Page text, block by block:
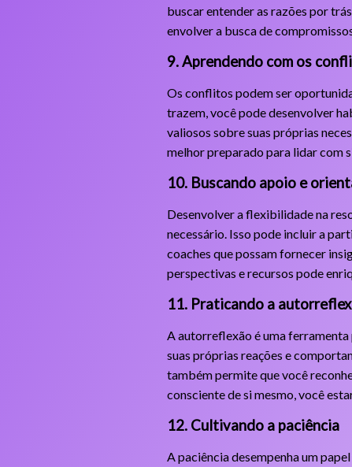
buscar entender as razões por
envolver a busca de
9. Aprendendo com os
Os conflitos podem ser
trazem, você pode desenvolver
valiosos sobre suas próprias
melhor preparado para lidar com
10. Buscando apoio e
Desenvolver a flexibilidade na
necessário. Isso pode incluir a
coaches que possam fornecer
perspectivas e recursos pode
11. Praticando a
A autorreflexão é uma
suas próprias reações e
também permite que você
consciente de si mesmo, você
12. Cultivando a paciência
A paciência desempenha um